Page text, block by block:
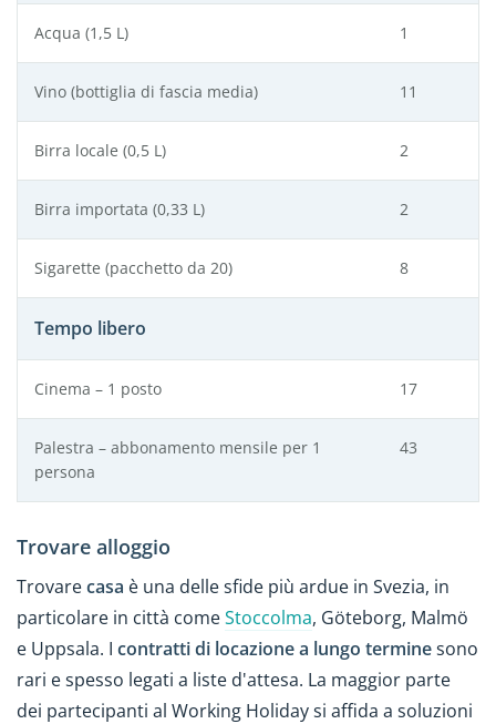
Acqua (1,5 L) 1
Vino (bottiglia di fascia media) 11
Birra locale (0,5 L) 2
Birra importata (0,33 L) 2
Sigarette (pacchetto da 20) 8
Tempo libero
Cinema – 1 posto 17
Palestra – abbonamento mensile per 1
persona
43
Trovare alloggio
Trovarecasa è una delle sfide più ardue in Svezia, in
particolare in città comeStoccolma, Göteborg, Malmö
e Uppsala. I contratti di locazione a lungo terminesono
rari e spesso legati a liste d'attesa. La maggior parte
dei partecipanti al Working Holiday si affida a soluzioni